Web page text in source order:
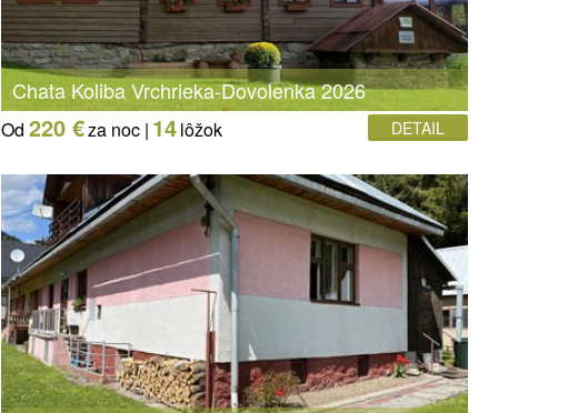
Chata Koliba Vrchrieka-Dovolenka 2026
Od 220 €za noc | 14lôžok DETAIL